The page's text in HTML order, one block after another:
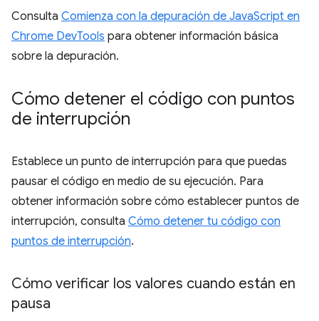
Consulta Comienza con la depuración de JavaScript en
Chrome DevTools para obtener información básica
sobre la depuración.
Cómo detener el código con puntos
de interrupción
Establece un punto de interrupción para que puedas
pausar el código en medio de su ejecución. Para
obtener información sobre cómo establecer puntos de
interrupción, consulta Cómo detener tu código con
puntos de interrupción.
Cómo verificar los valores cuando están en
pausa